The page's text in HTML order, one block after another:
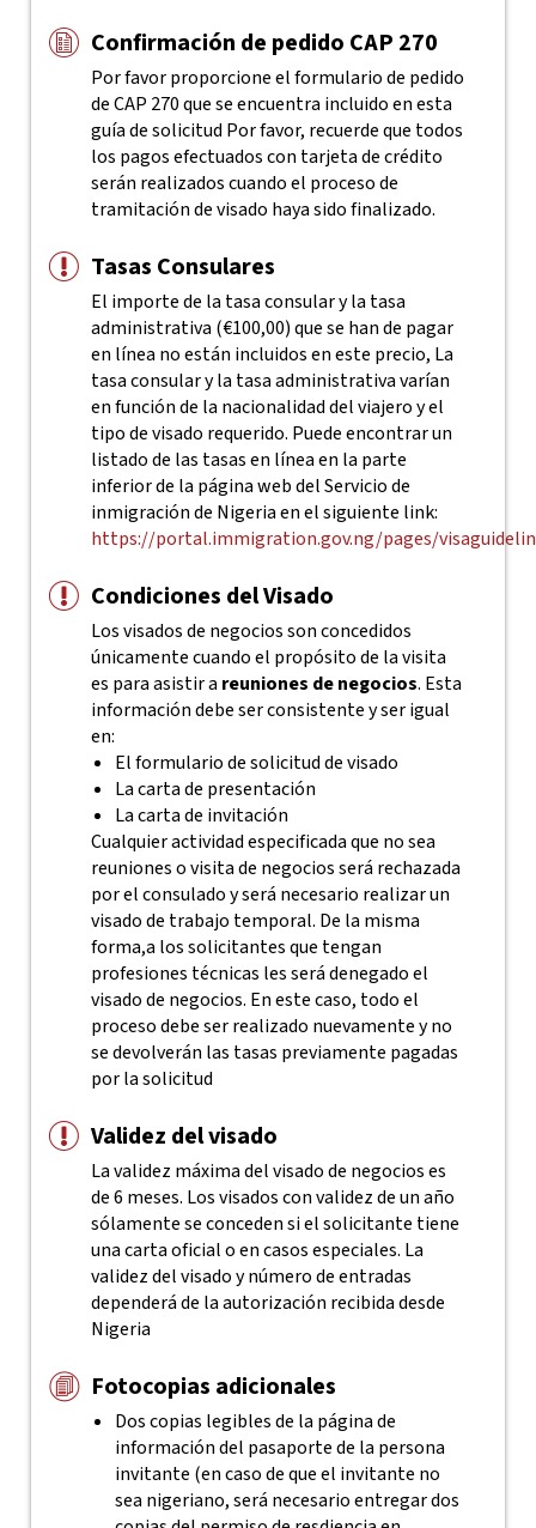
Confirmación de pedido CAP 270
Por favor proporcione el formulario de pedido
de CAP 270 que se encuentra incluido en esta
guía de solicitud Por favor, recuerde que todos
los pagos efectuados con tarjeta de crédito
serán realizados cuando el proceso de
tramitación de visado haya sido finalizado.
Tasas Consulares
El importe de la tasa consular y la tasa
administrativa (€100,00) que se han de pagar
en línea no están incluidos en este precio, La
tasa consular y la tasa administrativa varían
en función de la nacionalidad del viajero y el
tipo de visado requerido. Puede encontrar un
listado de las tasas en línea en la parte
inferior de la página web del Servicio de
inmigración de Nigeria en el siguiente link:
https://portal.immigration.gov.ng/pages/
Condiciones del Visado
Los visados de negocios son concedidos
únicamente cuando el propósito de la visita
es para asistir a reuniones de negocios. Esta
información debe ser consistente y ser igual
en:
El formulario de solicitud de visado
La carta de presentación
La carta de invitación
Cualquier actividad especificada que no sea
reuniones o visita de negocios será rechazada
por el consulado y será necesario realizar un
visado de trabajo temporal. De la misma
forma,a los solicitantes que tengan
profesiones técnicas les será denegado el
visado de negocios. En este caso, todo el
proceso debe ser realizado nuevamente y no
se devolverán las tasas previamente pagadas
por la solicitud
Validez del visado
La validez máxima del visado de negocios es
de 6 meses. Los visados con validez de un año
sólamente se conceden si el solicitante tiene
una carta oficial o en casos especiales. La
validez del visado y número de entradas
dependerá de la autorización recibida desde
Nigeria
Fotocopias adicionales
Dos copias legibles de la página de
información del pasaporte de la persona
invitante (en caso de que el invitante no
sea nigeriano, será necesario entregar dos